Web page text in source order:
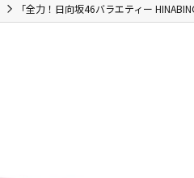
「全力！日向坂46バラエティー